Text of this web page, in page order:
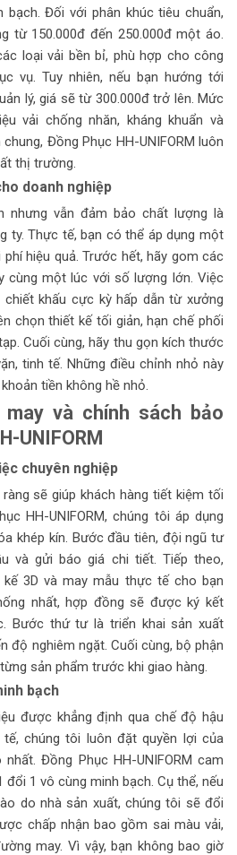
bạch. Đối với phân khúc tiêu chuẩn,
từ 150.000đ đến 250.000đ một áo.
loại vải bền bỉ, phù hợp cho công
vụ. Tuy nhiên, nếu bạn hướng tới
lý, giá sẽ từ 300.000đ trở lên. Mức
vải chống nhăn, kháng khuẩn và
Đồng Phục HH-UNIFORM luôn
thị trường.
doanh nghiệp
nhưng vẫn đảm bảo chất lượng là
ty. Thực tế, bạn có thể áp dụng một
hiệu quả. Trước hết, hãy gom các
cùng một lúc với số lượng lớn. Việc
khấu cực kỳ hấp dẫn từ xưởng
chọn thiết kế tối giản, hạn chế phối
Cuối cùng, hãy thu gọn kích thước
tinh tế. Những điều chỉnh nhỏ này
tiền không hề nhỏ.
và chính sách bảo
UNIFORM
chuyên nghiệp
sẽ giúp khách hàng tiết kiệm tối
HH-UNIFORM, chúng tôi áp dụng
khép kín. Bước đầu tiên, đội ngũ tư
và gửi báo giá chi tiết. Tiếp theo,
3D và may mẫu thực tế cho bạn
nhất, hợp đồng sẽ được ký kết
Bước thứ tư là triển khai sản xuất
độ nghiêm ngặt. Cuối cùng, bộ phận
sản phẩm trước khi giao hàng.
bạch
được khẳng định qua chế độ hậu
chúng tôi luôn đặt quyền lợi của
Đồng Phục HH-UNIFORM cam
1 vô cùng minh bạch. Cụ thể, nếu
do nhà sản xuất, chúng tôi sẽ đổi
chấp nhận bao gồm sai màu vải,
may. Vì vậy, bạn không bao giờ